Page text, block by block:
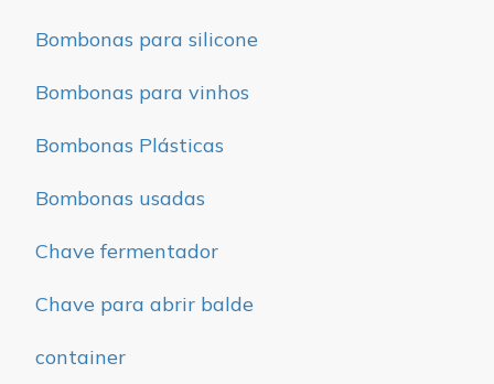
Bombonas para silicone
Bombonas para vinhos
Bombonas Plásticas
Bombonas usadas
Chave fermentador
Chave para abrir balde
container